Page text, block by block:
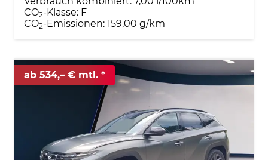
CO2-Klasse: F
CO2-Emissionen: 159,00 g/km
ab 534,– € mtl.